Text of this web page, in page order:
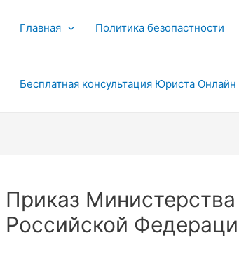
Главная Политика безопастности
Бесплатная консультация Юриста Онлайн
Поиск
Приказ Министерства
Российской